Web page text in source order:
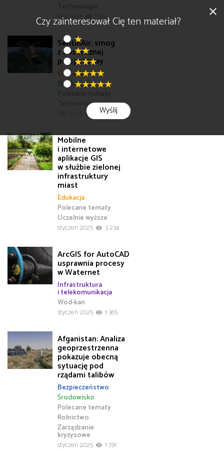
Czy zainteresował Cię ten materiał?
close
Wyślij
luty 2025
SentinAir: smog
z kosmicznej
perspektywy
Edukacja
Środowisko
Technologia
1 685
Mobilne
i internetowe
aplikacje GIS
w służbie zielonej
infrastruktury
miast
Edukacja
Polecane tematy
Uczelnie wyższe
styczeń 2025
3 234
ArcGIS for AutoCAD
usprawnia procesy
w Waternet
Infrastruktura
i telekomunikacja
Wod-kan
styczeń 2025
1 365
Afganistan: Analiza
geoprzestrzenna
pokazuje obecną
sytuację pod
rządami talibów
Bezpieczeństwo
Polecane tematy
Rolnictwo
Środowisko
Zarządzanie
kryzysowe
styczeń 2025
1 791